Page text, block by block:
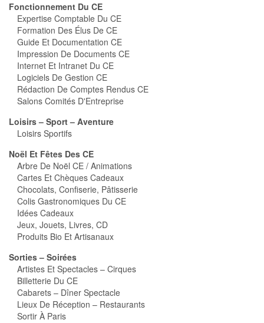
Fonctionnement Du CE
Expertise Comptable Du CE
Formation Des Élus De CE
Guide Et Documentation CE
Impression De Documents CE
Internet Et Intranet Du CE
Logiciels De Gestion CE
Rédaction De Comptes Rendus CE
Salons Comités D'Entreprise
Loisirs – Sport – Aventure
Loisirs Sportifs
Noël Et Fêtes Des CE
Arbre De Noël CE / Animations
Cartes Et Chèques Cadeaux
Chocolats, Confiserie, Pâtisserie
Colis Gastronomiques Du CE
Idées Cadeaux
Jeux, Jouets, Livres, CD
Produits Bio Et Artisanaux
Sorties – Soirées
Artistes Et Spectacles – Cirques
Billetterie Du CE
Cabarets – Dîner Spectacle
Lieux De Réception – Restaurants
Sortir À Paris